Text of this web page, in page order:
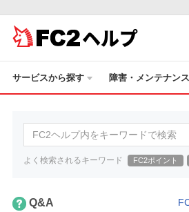
ヘルプ
サービスから探す 障害・メンテナン
よく検索されるキーワード FC2ポイント
Q&A